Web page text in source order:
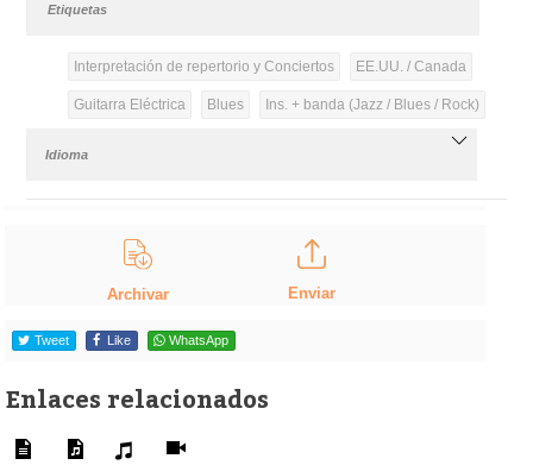
Etiquetas
Interpretación de repertorio y Conciertos EE.UU. / Canada
Guitarra Eléctrica Blues Ins. + banda (Jazz / Blues / Rock)
Idioma
Archivar Enviar
Tweet Like WhatsApp
Enlaces relacionados